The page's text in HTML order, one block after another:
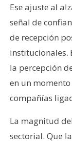
Ese ajuste al
señal de
de recepción
institucionales.
la percepción
en un
compañías
La magnitud
sectorial. Que